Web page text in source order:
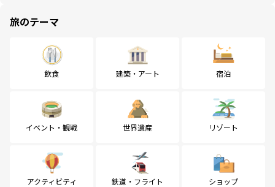
旅のテーマ
飲食 建築・アート 宿泊
イベント・観戦 世界遺産 リゾート
アクティビティ 鉄道・フライト ショップ